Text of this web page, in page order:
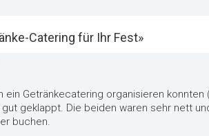
Catering für Ihr Fest»
ein Getränkecatering organisieren
geklappt. Die beiden waren sehr nett
buchen.